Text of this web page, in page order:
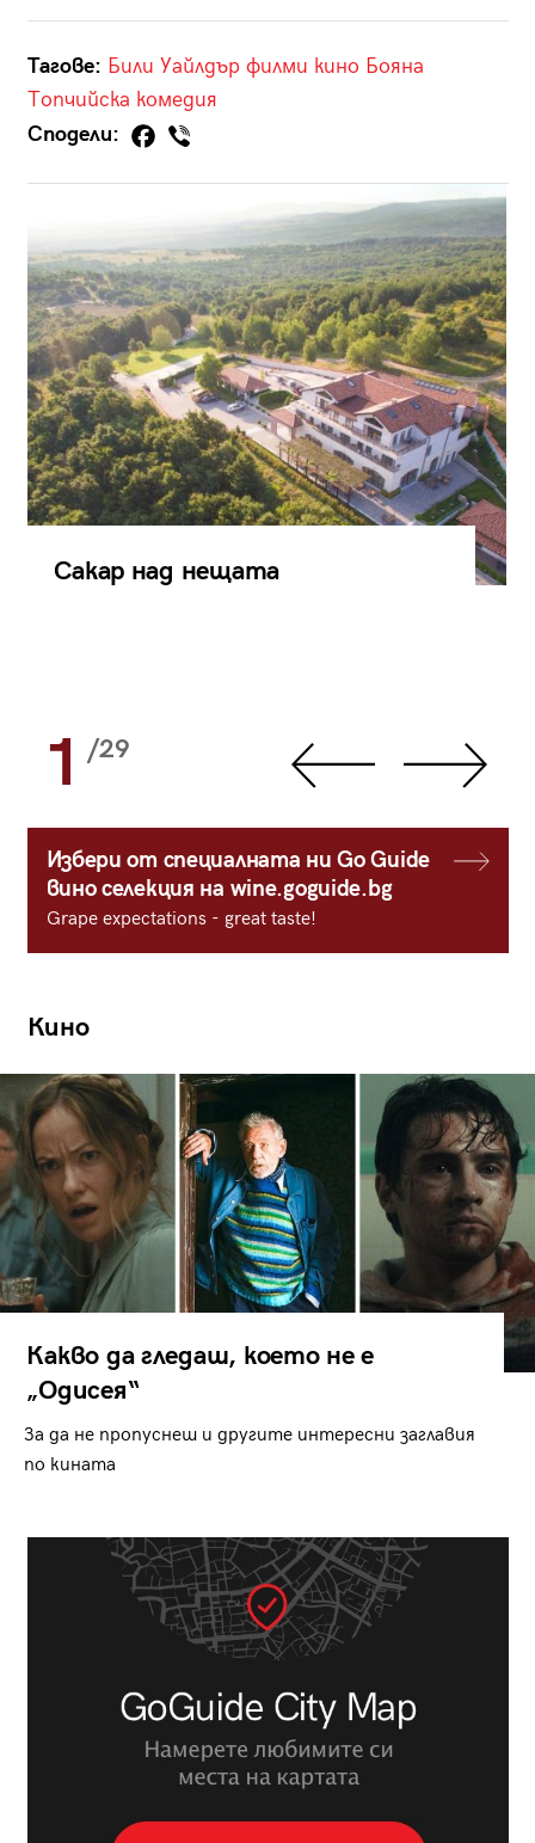
Тагове: Били Уайлдър филми кино Бояна
Топчийска комедия
Сподели:
Сакар над нещата
1 /29
Избери от специалната ни Go Guide
вино селекция на wine.goguide.bg
Grape expectations - great taste!
Кино
Какво да гледаш, което не е
„Одисея“
За да не пропуснеш и другите интересни заглавия
по кината